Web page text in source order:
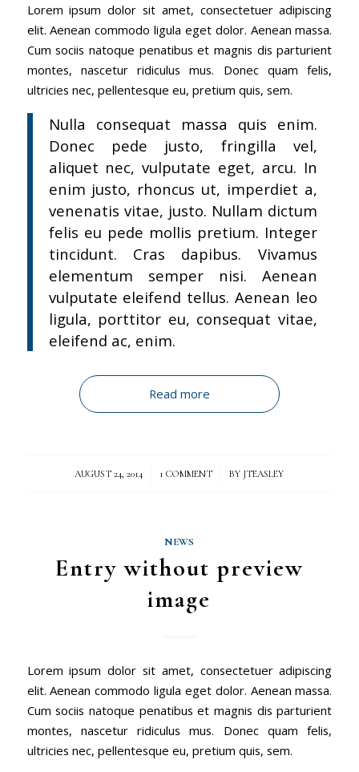
Lorem ipsum dolor sit amet, consectetuer adipiscing
elit. Aenean commodo ligula eget dolor. Aenean massa.
Cum sociis natoque penatibus et magnis dis parturient
montes, nascetur ridiculus mus. Donec quam felis,
ultricies nec, pellentesque eu, pretium quis, sem.
Nulla consequat massa quis enim.
Donec pede justo, fringilla vel,
aliquet nec, vulputate eget, arcu. In
enim justo, rhoncus ut, imperdiet a,
venenatis vitae, justo. Nullam dictum
felis eu pede mollis pretium. Integer
tincidunt. Cras dapibus. Vivamus
elementum semper nisi. Aenean
vulputate eleifend tellus. Aenean leo
ligula, porttitor eu, consequat vitae,
eleifend ac, enim.
Read more
AUGUST 24, 2014
/ 1 COMMENT
/ BY JTEASLEY
NEWS
Entry without preview
image
Lorem ipsum dolor sit amet, consectetuer adipiscing
elit. Aenean commodo ligula eget dolor. Aenean massa.
Cum sociis natoque penatibus et magnis dis parturient
montes, nascetur ridiculus mus. Donec quam felis,
ultricies nec, pellentesque eu, pretium quis, sem.